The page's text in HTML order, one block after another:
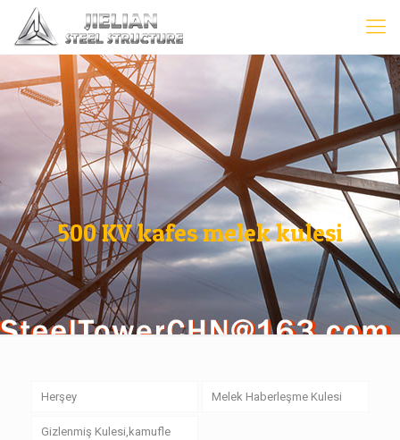
500 KV kafes melek kulesi
Herşey Melek Haberleşme Kulesi
Gizlenmiş Kulesi,kamufle